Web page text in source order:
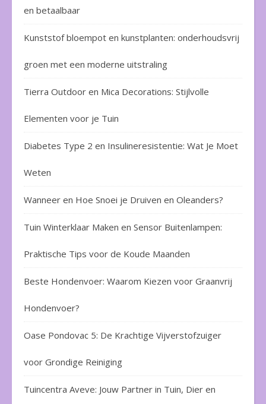
en betaalbaar
Kunststof bloempot en kunstplanten: onderhoudsvrij
groen met een moderne uitstraling
Tierra Outdoor en Mica Decorations: Stijlvolle
Elementen voor je Tuin
Diabetes Type 2 en Insulineresistentie: Wat Je Moet
Weten
Wanneer en Hoe Snoei je Druiven en Oleanders?
Tuin Winterklaar Maken en Sensor Buitenlampen:
Praktische Tips voor de Koude Maanden
Beste Hondenvoer: Waarom Kiezen voor Graanvrij
Hondenvoer?
Oase Pondovac 5: De Krachtige Vijverstofzuiger
voor Grondige Reiniging
Tuincentra Aveve: Jouw Partner in Tuin, Dier en